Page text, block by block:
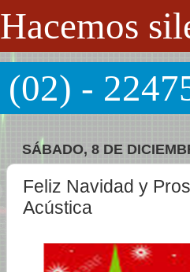
Hacemos
(02) -
SÁBADO, 8 DE
Feliz Navidad y
Acústica